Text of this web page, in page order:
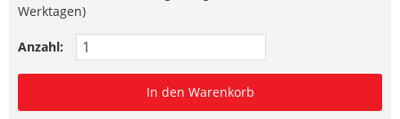
Werktagen)
Anzahl:
In den Warenkorb